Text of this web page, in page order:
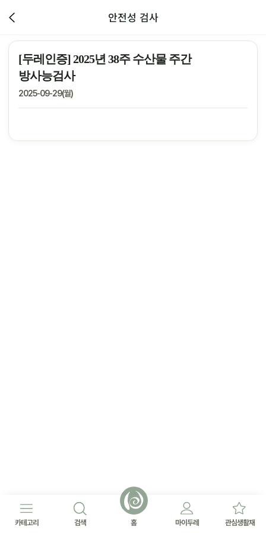
안전성 검사
[두레인증] 2025년 38주 수산물 주간
방사능검사
2025-09-29(월)
카테고리 검색 홈 마이두레 관심생활재